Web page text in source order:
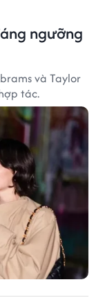
ngưỡng
và Taylor
tác.